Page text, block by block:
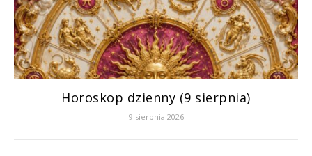
Horoskop dzienny (9 sierpnia)
9 sierpnia 2026